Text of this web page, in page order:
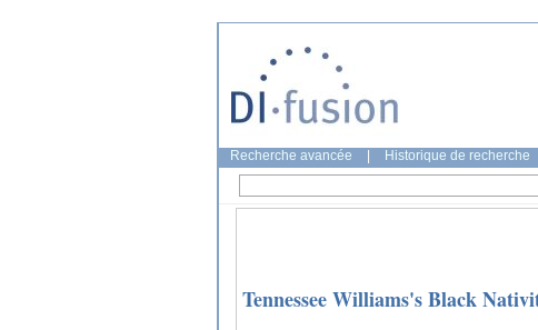
Recherche avancée Historique de recherche
Tennessee Williams's Black